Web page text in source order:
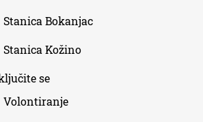
Stanica Bokanjac
Stanica Kožino
se
Volontiranje